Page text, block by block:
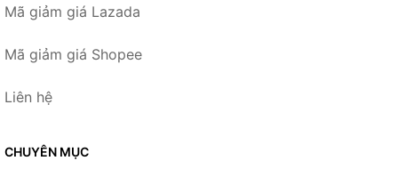
Mã giảm giá Lazada
Mã giảm giá Shopee
Liên hệ
CHUYÊN MỤC